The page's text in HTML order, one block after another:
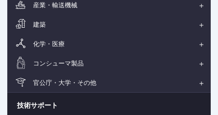
産業・輸送機械
建築
化学・医療
コンシューマ製品
官公庁・大学・その他
技術サポート